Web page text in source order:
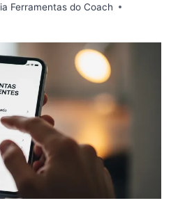
Ferramentas do Coach